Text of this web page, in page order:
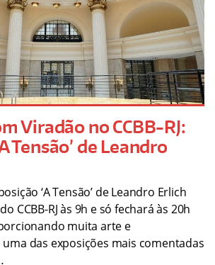
Viradão no CCBB-RJ:
Tensão’ de Leandro
‘A Tensão’ de Leandro Erlich
CCBB-RJ às 9h e só fechará às 20h
muita arte e
das exposições mais comentadas